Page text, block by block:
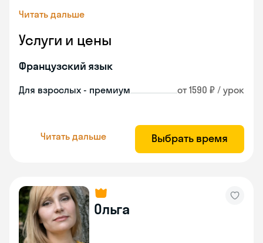
Читать дальше
Услуги и цены
Французский язык
Для взрослых - премиум от 1590 ₽ / урок
Читать дальше Выбрать время
Ольга